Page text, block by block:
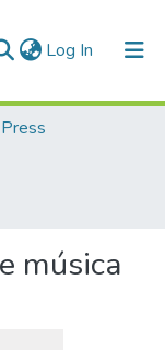
Log In (current)
música